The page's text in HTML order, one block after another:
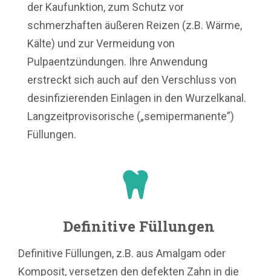
der Kaufunktion, zum Schutz vor
schmerzhaften äußeren Reizen (z.B. Wärme,
Kälte) und zur Vermeidung von
Pulpaentzündungen. Ihre Anwendung
erstreckt sich auch auf den Verschluss von
desinfizierenden Einlagen in den Wurzelkanal.
Langzeitprovisorische („semipermanente”)
Füllungen.
Definitive Füllungen
Definitive Füllungen, z.B. aus Amalgam oder
Komposit, versetzen den defekten Zahn in die